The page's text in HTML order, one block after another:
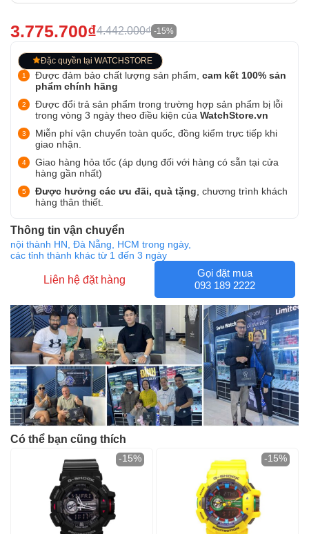
3.775.700₫4.442.000₫ -15%
Đặc quyền tại WATCHSTORE
Được đảm bảo chất lượng sản phẩm, cam kết 100% sản
phẩm chính hãng
Được đổi trả sản phẩm trong trường hợp sản phẩm bị lỗi
trong vòng 3 ngày theo điều kiện của WatchStore.vn
Miễn phí vận chuyển toàn quốc, đồng kiểm trực tiếp khi
giao nhận.
Giao hàng hỏa tốc (áp dụng đối với hàng có sẵn tại cửa
hàng gần nhất)
Được hưởng các ưu đãi, quà tặng , chương trình khách
hàng thân thiết.
Thông tin vận chuyển
nội thành HN, Đà Nẵng, HCM trong ngày,
các tỉnh thành khác từ 1 đến 3 ngày
Liên hệ đặt hàng
Gọi đặt mua
093 189 2222
Có thể bạn cũng thích
-15% -15%